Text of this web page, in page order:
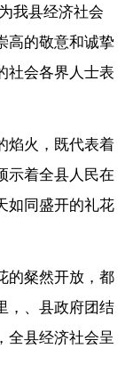
我县经济社会
高的敬意和诚挚
社会各界人士表
焰火，既代表着
示着全县人民在
如同盛开的礼花
的粲然开放，都
，、县政府团结
全县经济社会呈